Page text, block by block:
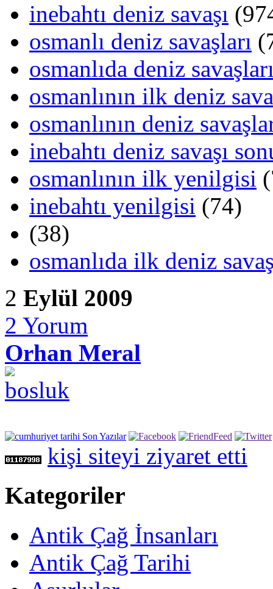
inebahtı deniz savaşı
osmanlı deniz savaşları
osmanlıda deniz
osmanlının ilk deniz
osmanlının deniz
inebahtı deniz savaşı
osmanlının ilk yenilgisi
inebahtı yenilgisi (74)
(38)
osmanlıda ilk deniz
2 Eylül 2009
2 Yorum
Orhan Meral
kişi siteyi ziyaret etti
Kategoriler
Antik Çağ İnsanları
Antik Çağ Tarihi